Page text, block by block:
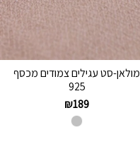
מולאן-סט עגילים צמודים מכסף
925
₪189